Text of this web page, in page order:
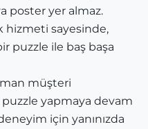
poster yer almaz.
sayesinde,
puzzle ile baş başa
müşteri
yapmaya devam
için yanınızda